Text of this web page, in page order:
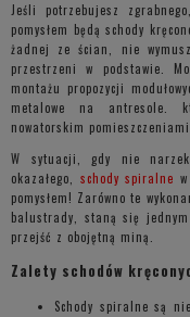
Jeśli potrzebujesz
pomysłem będą schody
żadnej ze ścian, nie
przestrzeni w podstawie.
montażu propozycji
metalowe na antresole.
nowatorskim
W sytuacji, gdy nie
okazałego, schody spiralne
pomysłem! Zarówno te
balustrady, staną się
przejść z obojętną miną.
Zalety schodów
Schody spiralne są